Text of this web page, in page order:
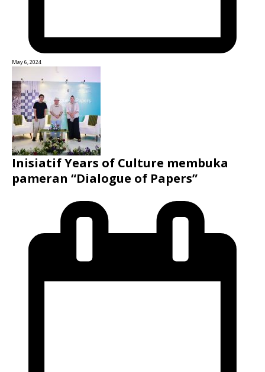
May 6, 2024
Inisiatif Years of Culture membuka
pameran “Dialogue of Papers”